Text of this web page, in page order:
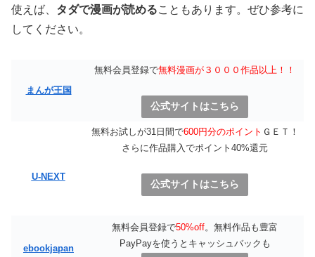
使えば、 タダで漫画が読めることもあります。ぜひ参考に
してください。
まんが王国
無料会員登録で無料漫画が３０００作品以上！！
公式サイトはこちら
U-NEXT
無料お試しが31日間で600円分のポイント ＧＥＴ！
さらに作品購入でポイント40%還元
公式サイトはこちら
ebookjapan
無料会員登録で50%off。無料作品も豊富
PayPayを使うとキャッシュバックも